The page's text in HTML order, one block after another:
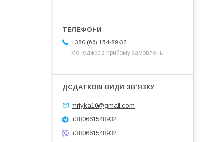
+380 (66) 154-89-32
Менеджер з прийому замовлень
mriyka10@gmail.com
+380661548932
+380661548932